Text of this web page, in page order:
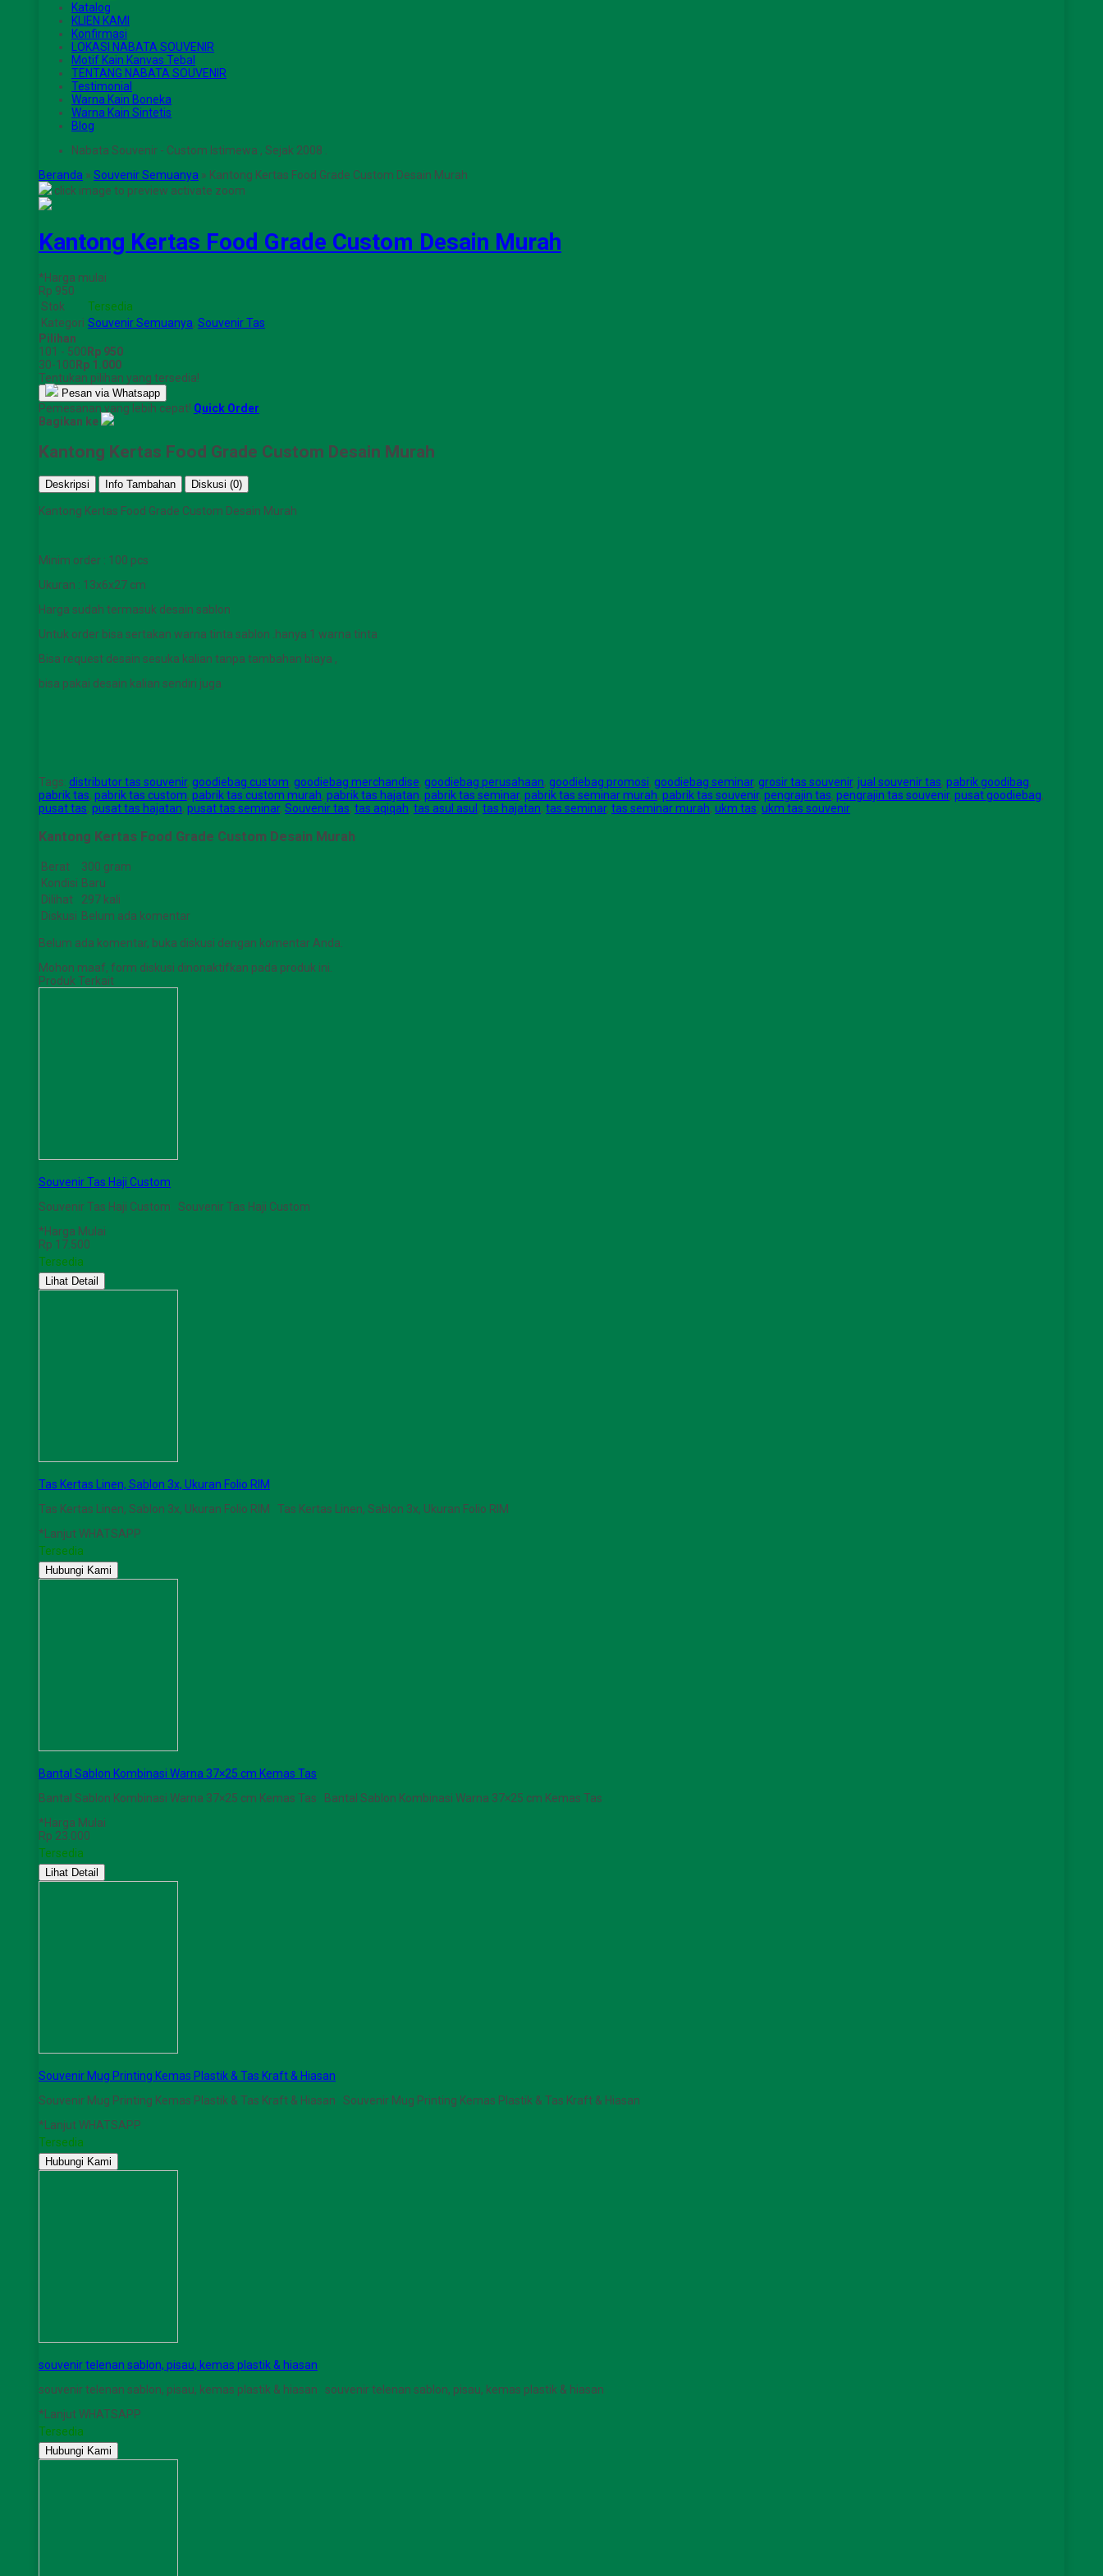
Katalog
KLIEN KAMI
Konfirmasi
LOKASI NABATA SOUVENIR
Motif Kain Kanvas Tebal
TENTANG NABATA SOUVENIR
Testimonial
Warna Kain Boneka
Warna Kain Sintetis
Blog
Nabata Souvenir - Custom Istimewa , Sejak 2008 .
Beranda » Souvenir Semuanya » Kantong Kertas Food Grade Custom Desain Murah
click image to preview activate zoom
Kantong Kertas Food Grade Custom Desain Murah
*Harga mulai
Rp 950
Stok
Tersedia
Kategori Souvenir Semuanya, Souvenir Tas
Pilihan
101 - 500Rp 950
30-100Rp 1.000
Tentukan pilihan yang tersedia!
Pesan via Whatsapp
Pemesanan yang lebih cepat! Quick Order
Bagikan ke
Kantong Kertas Food Grade Custom Desain Murah
Deskripsi Info Tambahan Diskusi (0)
Kantong Kertas Food Grade Custom Desain Murah
Minim order : 100 pcs
Ukuran : 13x6x27 cm
Harga sudah termasuk desain sablon
Untuk order bisa sertakan warna tinta sablon .hanya 1 warna tinta
Bisa request desain sesuka kalian tanpa tambahan biaya ,
bisa pakai desain kalian sendiri juga
Tags: distributor tas souvenir, goodiebag custom, goodiebag merchandise, goodiebag perusahaan, goodiebag promosi, goodiebag seminar, grosir tas souvenir, jual souvenir tas, pabrik goodibag,
pabrik tas, pabrik tas custom, pabrik tas custom murah, pabrik tas hajatan, pabrik tas seminar, pabrik tas seminar murah, pabrik tas souvenir, pengrajin tas, pengrajin tas souvenir, pusat goodiebag,
pusat tas, pusat tas hajatan, pusat tas seminar, Souvenir tas, tas aqiqah, tas asul asul , tas hajatan, tas seminar, tas seminar murah, ukm tas, ukm tas souvenir
Kantong Kertas Food Grade Custom Desain Murah
Berat
300 gram
Kondisi Baru
Dilihat
297 kali
Diskusi Belum ada komentar
Belum ada komentar, buka diskusi dengan komentar Anda.
Mohon maaf, form diskusi dinonaktifkan pada produk ini.
Produk Terkait
Souvenir Tas Haji Custom
Souvenir Tas Haji Custom Souvenir Tas Haji Custom
*Harga Mulai
Rp 17.500
Tersedia
Lihat Detail
Tas Kertas Linen, Sablon 3x, Ukuran Folio RIM
Tas Kertas Linen, Sablon 3x, Ukuran Folio RIM Tas Kertas Linen, Sablon 3x, Ukuran Folio RIM
*Lanjut WHATSAPP
Tersedia
Hubungi Kami
Bantal Sablon Kombinasi Warna 37×25 cm Kemas Tas
Bantal Sablon Kombinasi Warna 37×25 cm Kemas Tas Bantal Sablon Kombinasi Warna 37×25 cm Kemas Tas
*Harga Mulai
Rp 23.000
Tersedia
Lihat Detail
Souvenir Mug Printing Kemas Plastik & Tas Kraft & Hiasan
Souvenir Mug Printing Kemas Plastik & Tas Kraft & Hiasan Souvenir Mug Printing Kemas Plastik & Tas Kraft & Hiasan
*Lanjut WHATSAPP
Tersedia
Hubungi Kami
souvenir telenan sablon, pisau, kemas plastik & hiasan
souvenir telenan sablon, pisau, kemas plastik & hiasan souvenir telenan sablon, pisau, kemas plastik & hiasan
*Lanjut WHATSAPP
Tersedia
Hubungi Kami